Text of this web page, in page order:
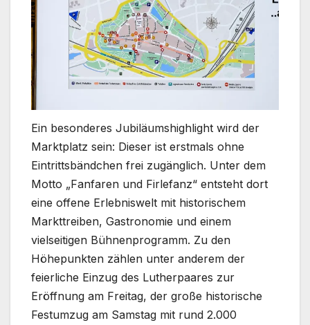
Ein besonderes Jubiläumshighlight wird der
Marktplatz sein: Dieser ist erstmals ohne
Eintrittsbändchen frei zugänglich. Unter dem
Motto „Fanfaren und Firlefanz“ entsteht dort
eine offene Erlebniswelt mit historischem
Markttreiben, Gastronomie und einem
vielseitigen Bühnenprogramm. Zu den
Höhepunkten zählen unter anderem der
feierliche Einzug des Lutherpaares zur
Eröffnung am Freitag, der große historische
Festumzug am Samstag mit rund 2.000